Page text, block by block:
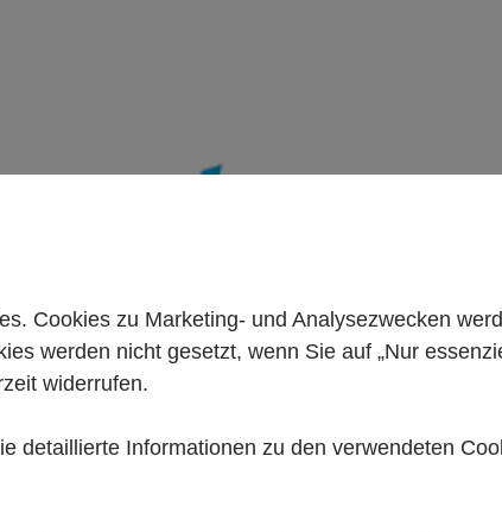
Cookies zu Marketing- und Analysezwecken
werden nicht gesetzt, wenn Sie auf „Nur
widerrufen.
detaillierte Informationen zu den verwendeten